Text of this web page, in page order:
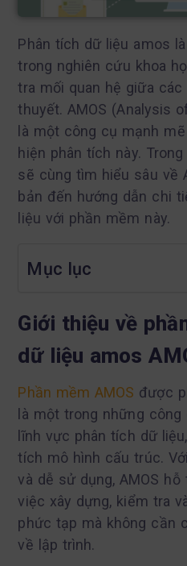
Phân tích dữ liệu amos
trong nghiên cứu khoa
tra mối quan hệ giữa
thuyết. AMOS (Analysis
là một công cụ mạnh
hiện phân tích này.
sẽ cùng tìm hiểu sâu về
bản đến hướng dẫn chi
liệu với phần mềm này.
Mục lục
Giới thiệu về
dữ liệu amos
Phần mềm AMOS được
là một trong những
lĩnh vực phân tích dữ
tích mô hình cấu trúc.
và dễ sử dụng, AMOS
việc xây dựng, kiểm tra
phức tạp mà không cần
về lập trình.